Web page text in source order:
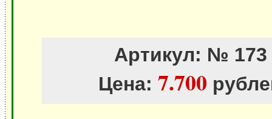
Артикул: № 173
Цена: 7.700